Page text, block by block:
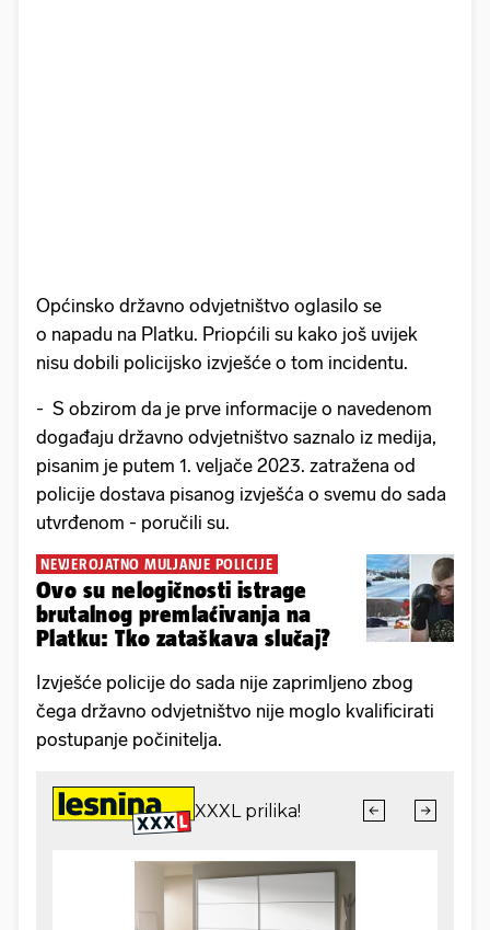
Općinsko državno odvjetništvo oglasilo se
o napadu na Platku. Priopćili su kako još uvijek
nisu dobili policijsko izvješće o tom incidentu.
- S obzirom da je prve informacije o navedenom
događaju državno odvjetništvo saznalo iz medija,
pisanim je putem 1. veljače 2023. zatražena od
policije dostava pisanog izvješća o svemu do sada
utvrđenom - poručili su.
NEVJEROJATNO MULJANJE POLICIJE
Ovo su nelogičnosti istrage
brutalnog premlaćivanja na
Platku: Tko zataškava slučaj?
Izvješće policije do sada nije zaprimljeno zbog
čega državno odvjetništvo nije moglo kvalificirati
postupanje počinitelja.